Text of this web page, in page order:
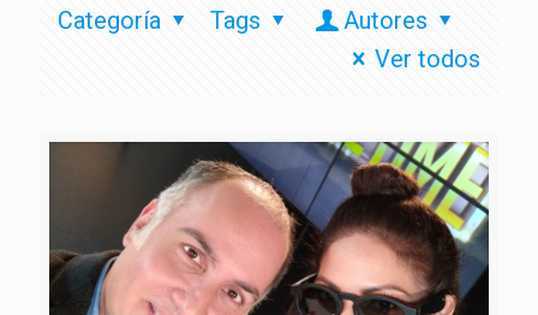
Categoría Tags
Autores
Ver todos